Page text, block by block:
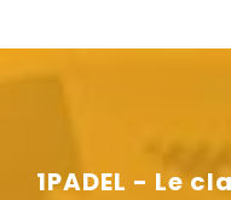
1PADEL - Le